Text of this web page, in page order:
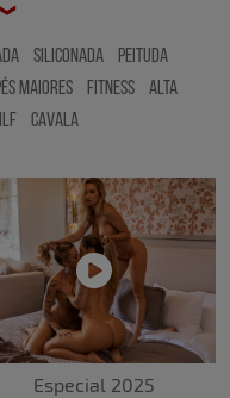
Siliconada
Peituda
Maiores Fitness
Alta
Cavala
Especial 2025